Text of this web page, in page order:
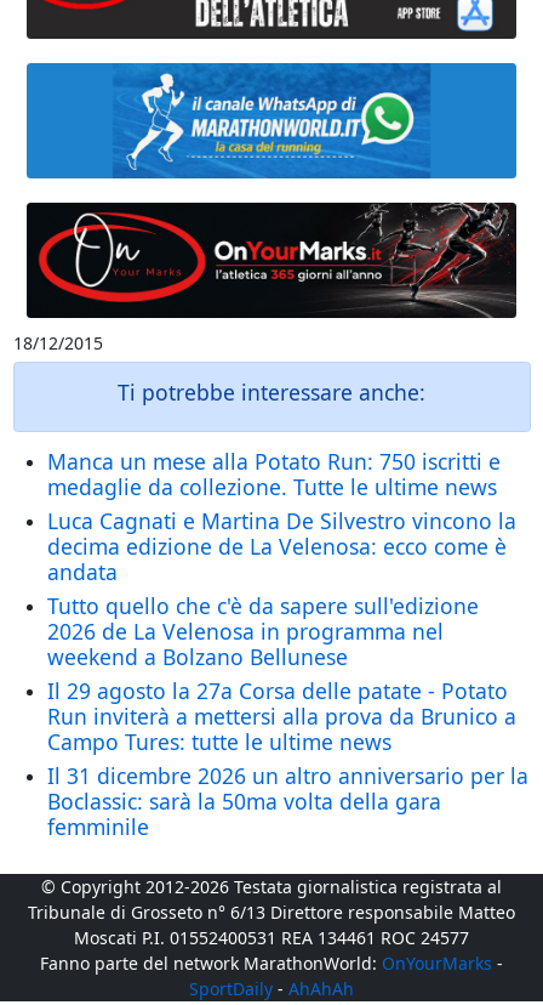
18/12/2015
Ti potrebbe interessare anche:
Manca un mese alla Potato Run: 750 iscritti e
medaglie da collezione. Tutte le ultime news
Luca Cagnati e Martina De Silvestro vincono la
decima edizione de La Velenosa: ecco come è
andata
Tutto quello che c'è da sapere sull'edizione
2026 de La Velenosa in programma nel
weekend a Bolzano Bellunese
Il 29 agosto la 27a Corsa delle patate - Potato
Run inviterà a mettersi alla prova da Brunico a
Campo Tures: tutte le ultime news
Il 31 dicembre 2026 un altro anniversario per la
Boclassic: sarà la 50ma volta della gara
femminile
© Copyright 2012-2026 Testata giornalistica registrata al
Tribunale di Grosseto n° 6/13 Direttore responsabile Matteo
Moscati P.I. 01552400531 REA 134461 ROC 24577
Fanno parte del network MarathonWorld: OnYourMarks -
SportDaily - AhAhAh